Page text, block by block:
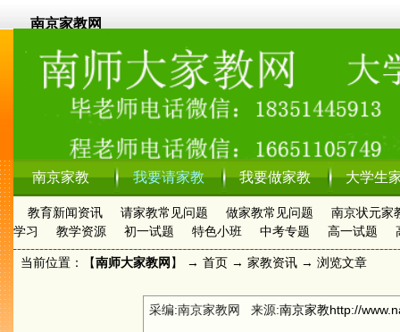
南京家教网
南京家教 我要请家教 我要做家教 大学生
教育新闻资讯 请家教常见问题 做家教常见问题
南京状元家
学习
教学资源 初一试题 特色小班 中考专题 高一试题
当前位置：【南师大家教网 】 → 首页 → 家教资讯 → 浏览文章
采编:南京家教网 来源:南京家教http://